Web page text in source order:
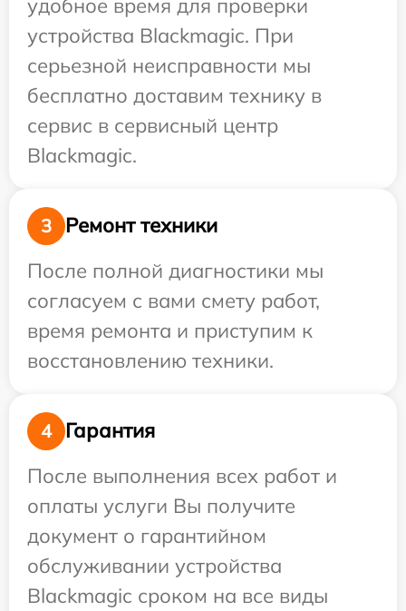
устройства Blackmagic. При
серьезной неисправности мы
бесплатно доставим технику в
сервис в сервисный центр
Blackmagic.
3
Ремонт техники
После полной диагностики мы
согласуем с вами смету работ,
время ремонта и приступим к
восстановлению техники.
4
Гарантия
После выполнения всех работ и
оплаты услуги Вы получите
документ о гарантийном
обслуживании устройства
Blackmagic сроком на все виды